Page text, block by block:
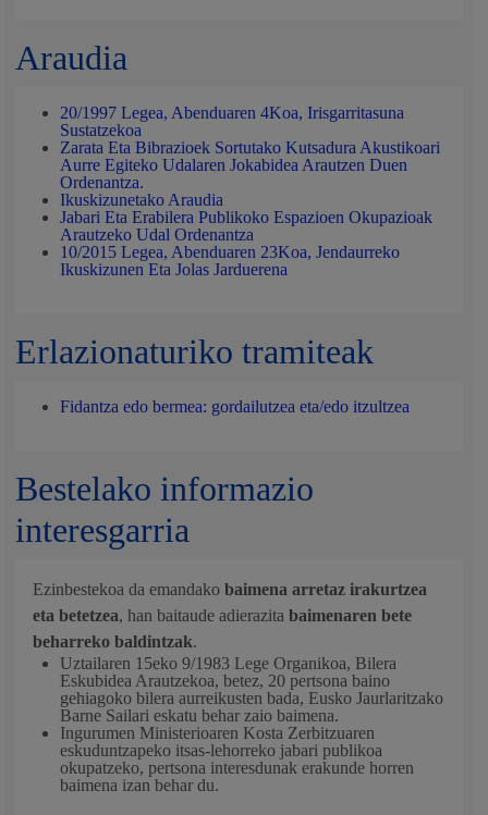
Araudia
20/1997 Legea, Abenduaren 4Koa, Irisgarritasuna
Sustatzekoa
Zarata Eta Bibrazioek Sortutako Kutsadura Akustikoari
Aurre Egiteko Udalaren Jokabidea Arautzen Duen
Ordenantza.
Ikuskizunetako Araudia
Jabari Eta Erabilera Publikoko Espazioen Okupazioak
Arautzeko Udal Ordenantza
10/2015 Legea, Abenduaren 23Koa, Jendaurreko
Ikuskizunen Eta Jolas Jarduerena
Erlazionaturiko tramiteak
Fidantza edo bermea: gordailutzea eta/edo itzultzea
Bestelako informazio
interesgarria
Ezinbestekoa da emandakobaimena arretaz irakurtzea
eta betetzea, han baitaude adierazitabaimenaren bete
beharreko baldintzak.
Uztailaren 15eko 9/1983 Lege Organikoa, Bilera
Eskubidea Arautzekoa, betez, 20 pertsona baino
gehiagoko bilera aurreikusten bada, Eusko Jaurlaritzako
Barne Sailari eskatu behar zaio baimena.
Ingurumen Ministerioaren Kosta Zerbitzuaren
eskuduntzapeko itsas-lehorreko jabari publikoa
okupatzeko, pertsona interesdunak erakunde horren
baimena izan behar du.